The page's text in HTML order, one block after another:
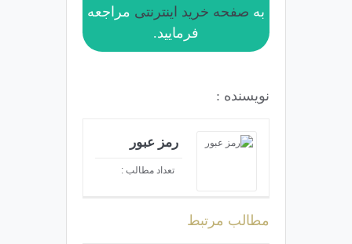
به صفحه خرید اینترنتی مراجعه
فرمایید.
نویسنده :
رمز عبور
تعداد مطالب :
مطالب مرتبط